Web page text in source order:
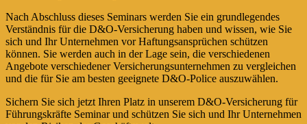
Nach Abschluss dieses Seminars werden Sie ein grundlegendes
Verständnis für die D&O-Versicherung haben und wissen, wie Sie
sich und Ihr Unternehmen vor Haftungsansprüchen schützen
können. Sie werden auch in der Lage sein, die verschiedenen
Angebote verschiedener Versicherungsunternehmen zu vergleichen
und die für Sie am besten geeignete D&O-Police auszuwählen.
Sichern Sie sich jetzt Ihren Platz in unserem D&O-Versicherung für
Führungskräfte Seminar und schützen Sie sich und Ihr Unternehmen